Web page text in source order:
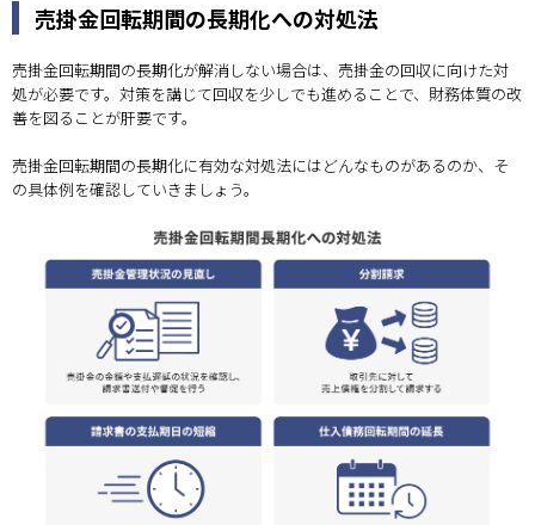
売掛金回転期間の長期化への対処法
売掛金回転期間の長期化が解消しない場合は、売掛金の回収に向けた対
処が必要です。対策を講じて回収を少しでも進めることで、財務体質の改
善を図ることが肝要です。
売掛金回転期間の長期化に有効な対処法にはどんなものがあるのか、そ
の具体例を確認していきましょう。